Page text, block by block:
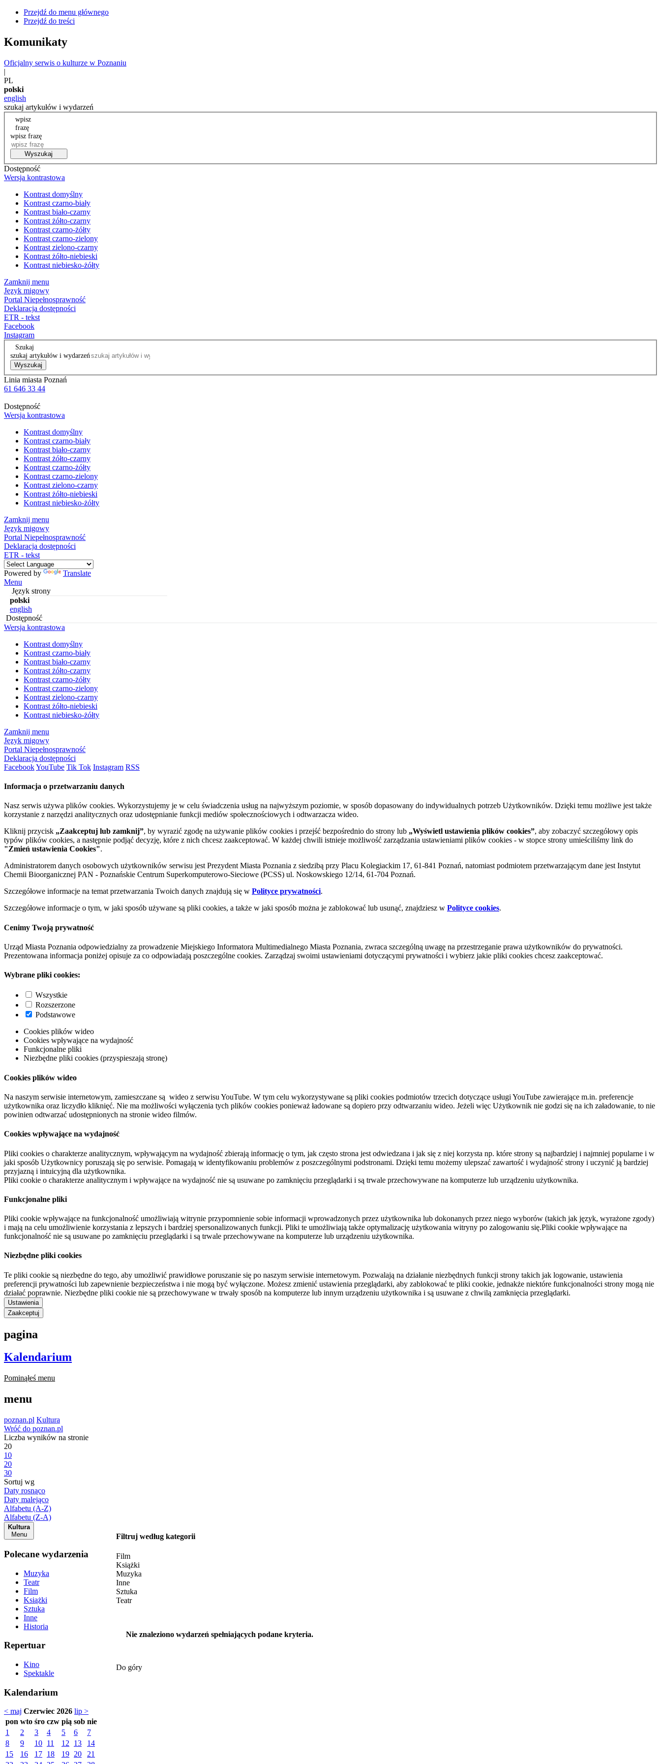
Przejdź do menu głównego
Przejdź do treści
Komunikaty
Oficjalny serwis o kulturze w Poznaniu
|
PL
polski
english
szukaj artykułów i wydarzeń
wpisz
frazę
wpisz frazę
Wyszukaj
Dostępność
Wersja kontrastowa
Kontrast domyślny
Kontrast czarno-biały
Kontrast biało-czarny
Kontrast żółto-czarny
Kontrast czarno-żółty
Kontrast czarno-zielony
Kontrast zielono-czarny
Kontrast żółto-niebieski
Kontrast niebiesko-żółty
Zamknij menu
Język migowy
Portal Niepełnosprawność
Deklaracja dostępności
ETR - tekst
Facebook
Instagram
Szukaj
szukaj artykułów i wydarzeń
Wyszukaj
Linia miasta Poznań
61 646 33 44
Dostępność
Wersja kontrastowa
Kontrast domyślny
Kontrast czarno-biały
Kontrast biało-czarny
Kontrast żółto-czarny
Kontrast czarno-żółty
Kontrast czarno-zielony
Kontrast zielono-czarny
Kontrast żółto-niebieski
Kontrast niebiesko-żółty
Zamknij menu
Język migowy
Portal Niepełnosprawność
Deklaracja dostępności
ETR - tekst
Powered by
Translate
Menu
Język strony
polski
english
Dostępność
Wersja kontrastowa
Kontrast domyślny
Kontrast czarno-biały
Kontrast biało-czarny
Kontrast żółto-czarny
Kontrast czarno-żółty
Kontrast czarno-zielony
Kontrast zielono-czarny
Kontrast żółto-niebieski
Kontrast niebiesko-żółty
Zamknij menu
Język migowy
Portal Niepełnosprawność
Deklaracja dostępności
FacebookYouTube Tik Tok Instagram RSS
Informacja o przetwarzaniu danych
Nasz serwis używa plików cookies. Wykorzystujemy je w celu świadczenia usług na najwyższym poziomie, w sposób dopasowany do indywidualnych potrzeb Użytkowników. Dzięki temu możliwe jest także
korzystanie z narzędzi analitycznych oraz udostępnianie funkcji mediów społecznościowych i odtwarzacza wideo.
Kliknij przycisk „Zaakceptuj lub zamknij”, by wyrazić zgodę na używanie plików cookies i przejść bezpośrednio do strony lub „Wyświetl ustawienia plików cookies”, aby zobaczyć szczegółowy opis
typów plików cookies, a następnie podjąć decyzję, które z nich chcesz zaakceptować. W każdej chwili istnieje możliwość zarządzania ustawieniami plików cookies - w stopce strony umieściliśmy link do
"Zmień ustawienia Cookies".
Administratorem danych osobowych użytkowników serwisu jest Prezydent Miasta Poznania z siedzibą przy Placu Kolegiackim 17, 61-841 Poznań, natomiast podmiotem przetwarzającym dane jest Instytut
Chemii Bioorganicznej PAN - Poznańskie Centrum Superkomputerowo-Sieciowe (PCSS) ul. Noskowskiego 12/14, 61-704 Poznań.
Szczegółowe informacje na temat przetwarzania Twoich danych znajdują się w Polityce prywatności.
Szczegółowe informacje o tym, w jaki sposób używane są pliki cookies, a także w jaki sposób można je zablokować lub usunąć, znajdziesz w Polityce cookies.
Cenimy Twoją prywatność
Urząd Miasta Poznania odpowiedzialny za prowadzenie Miejskiego Informatora Multimedialnego Miasta Poznania, zwraca szczególną uwagę na przestrzeganie prawa użytkowników do prywatności.
Prezentowana informacja poniżej opisuje za co odpowiadają poszczególne cookies. Zarządzaj swoimi ustawieniami dotyczącymi prywatności i wybierz jakie pliki cookies chcesz zaakceptować.
Wybrane pliki cookies:
Wszystkie
Rozszerzone
Podstawowe
Cookies plików wideo
Cookies wpływające na wydajność
Funkcjonalne pliki
Niezbędne pliki cookies (przyspieszają stronę)
Cookies plików wideo
Na naszym serwisie internetowym, zamieszczane są wideo z serwisu YouTube. W tym celu wykorzystywane są pliki cookies podmiotów trzecich dotyczące usługi YouTube zawierające m.in. preferencje
użytkownika oraz liczydło kliknięć. Nie ma możliwości wyłączenia tych plików cookies ponieważ ładowane są dopiero przy odtwarzaniu wideo. Jeżeli więc Użytkownik nie godzi się na ich załadowanie, to nie
powinien odtwarzać udostępnionych na stronie wideo filmów.
Cookies wpływające na wydajność
Pliki cookies o charakterze analitycznym, wpływającym na wydajność zbierają informację o tym, jak często strona jest odwiedzana i jak się z niej korzysta np. które strony są najbardziej i najmniej popularne i w
jaki sposób Użytkownicy poruszają się po serwisie. Pomagają w identyfikowaniu problemów z poszczególnymi podstronami. Dzięki temu możemy ulepszać zawartość i wydajność strony i uczynić ją bardziej
przyjazną i intuicyjną dla użytkownika.
Pliki cookie o charakterze analitycznym i wpływające na wydajność nie są usuwane po zamknięciu przeglądarki i są trwale przechowywane na komputerze lub urządzeniu użytkownika.
Funkcjonalne pliki
Pliki cookie wpływające na funkcjonalność umożliwiają witrynie przypomnienie sobie informacji wprowadzonych przez użytkownika lub dokonanych przez niego wyborów (takich jak język, wyrażone zgody)
i mają na celu umożliwienie korzystania z lepszych i bardziej spersonalizowanych funkcji. Pliki te umożliwiają także optymalizację użytkowania witryny po zalogowaniu się.Pliki cookie wpływające na
funkcjonalność nie są usuwane po zamknięciu przeglądarki i są trwale przechowywane na komputerze lub urządzeniu użytkownika.
Niezbędne pliki cookies
Te pliki cookie są niezbędne do tego, aby umożliwić prawidłowe poruszanie się po naszym serwisie internetowym. Pozwalają na działanie niezbędnych funkcji strony takich jak logowanie, ustawienia
preferencji prywatności lub zapewnienie bezpieczeństwa i nie mogą być wyłączone. Możesz zmienić ustawienia przeglądarki, aby zablokować te pliki cookie, jednakże niektóre funkcjonalności strony mogą nie
działać poprawnie. Niezbędne pliki cookie nie są przechowywane w trwały sposób na komputerze lub innym urządzeniu użytkownika i są usuwane z chwilą zamknięcia przeglądarki.
Ustawienia
Zaakceptuj
pagina
Kalendarium
Pominąłeś menu
menu
poznan.pl Kultura
Wróć do poznan.pl
Liczba wyników na stronie
20
10
20
30
Sortuj wg
Daty rosnąco
Daty malejąco
Alfabetu (A-Z)
Alfabetu (Z-A)
Kultura
Menu
Polecane wydarzenia
Muzyka
Teatr
Film
Książki
Sztuka
Inne
Historia
Repertuar
Kino
Spektakle
Kalendarium
< maj Czerwiec 2026 lip >
pon wto śro czw pią sob nie
1
2 3 4 5 6
7
8
9 10 11 12 13
14
15
16 17 18 19 20
21
Filtruj według kategorii
Film
Książki
Muzyka
Inne
Sztuka
Teatr
Nie znaleziono wydarzeń spełniających podane kryteria.
Do góry